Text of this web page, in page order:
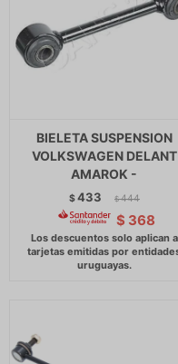
BIELETA SUSPENSION
VOLKSWAGEN DELANT
AMAROK -
$433 $ 444
$ 368